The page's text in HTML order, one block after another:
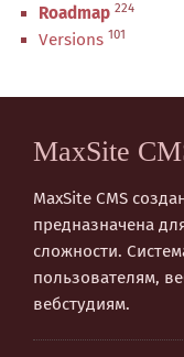
Roadmap 224
Versions 101
MaxSite
MaxSite CMS
предназначена
сложности.
пользователям,
вебстудиям.